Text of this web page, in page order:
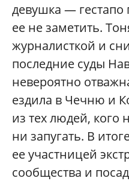
девушка — гестапо
ее не заметить.
журналисткой и
последние суды
невероятно
ездила в Чечню и
из тех людей, кого
ни запугать. В
ее участницей
сообщества и